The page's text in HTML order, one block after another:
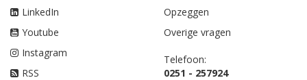
LinkedIn
Youtube
Instagram
RSS
Opzeggen
Overige vragen
Telefoon:
0251 - 257924